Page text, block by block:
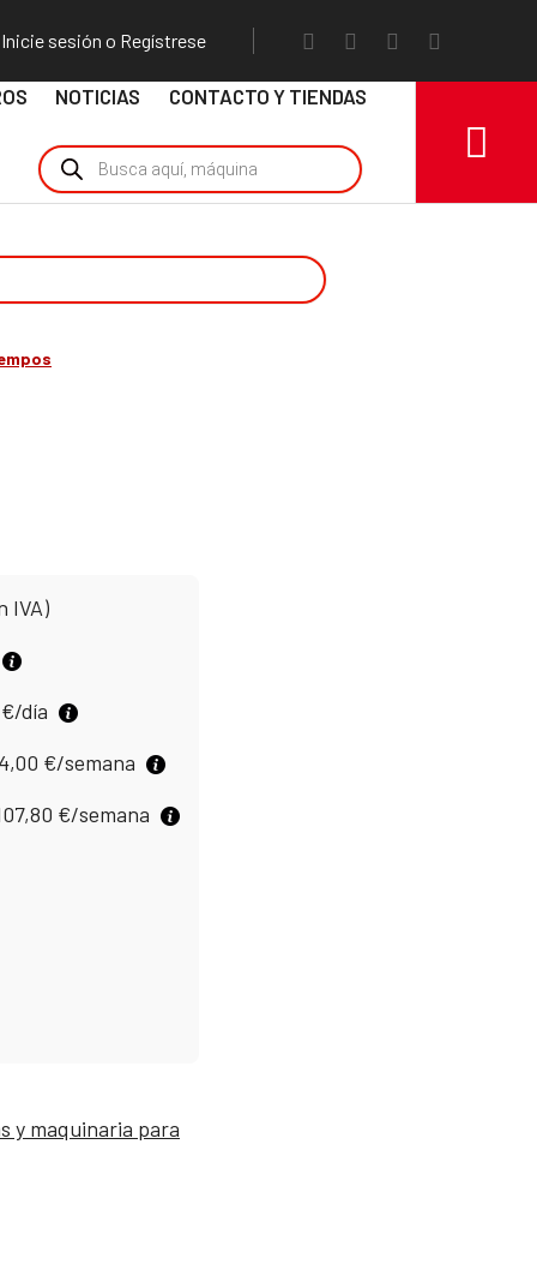
Inicie sesión o Regístrese
NOTICIAS CONTACTO Y TIENDAS
IVA)
€/día
€/semana
€/semana
y maquinaria para